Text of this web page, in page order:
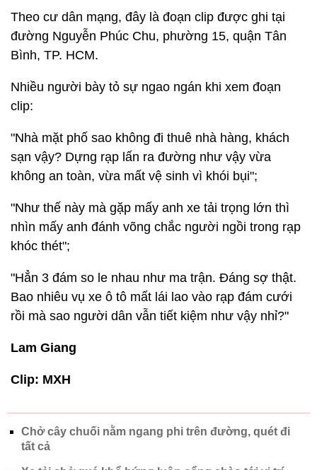
Theo cư dân mạng, đây là đoạn clip được ghi tại
đường Nguyễn Phúc Chu, phường 15, quận Tân
Bình, TP. HCM.
Nhiều người bày tỏ sự ngao ngán khi xem đoạn
clip:
"Nhà mặt phố sao không đi thuê nhà hàng, khách
sạn vậy? Dựng rạp lấn ra đường như vậy vừa
không an toàn, vừa mất vệ sinh vì khói bụi";
"Như thế này mà gặp mấy anh xe tải trọng lớn thì
nhìn mấy anh đánh võng chắc người ngồi trong rạp
khóc thét";
"Hẳn 3 đám so le nhau như ma trận. Đáng sợ thật.
Bao nhiêu vụ xe ô tô mất lái lao vào rạp đám cưới
rồi mà sao người dân vẫn tiết kiệm như vậy nhỉ?"
Lam Giang
Clip: MXH
Chở cây chuối nằm ngang phi trên đường, quét đi
tất cả